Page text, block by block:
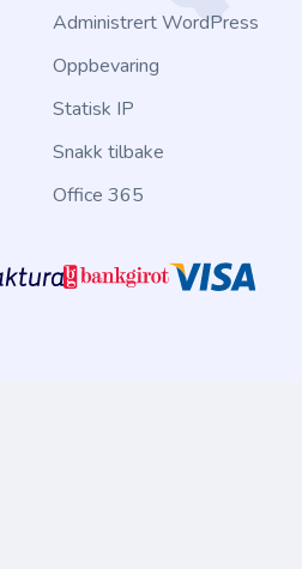
Administrert WordPress
Oppbevaring
Statisk IP
Snakk tilbake
Office 365